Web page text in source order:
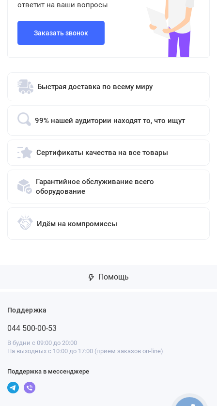
ответит на ваши вопросы
Заказать звонок
Быстрая доставка по всему миру
99% нашей аудитории находят то, что ищут
Сертификаты качества на все товары
Гарантийное обслуживание всего
оборудование
Идём на компромиссы
Помощь
Поддержка
044 500-00-53
В будни с 09:00 до 20:00
На выходных с 10:00 до 17:00 (прием заказов on-line)
Поддержка в мессенджере